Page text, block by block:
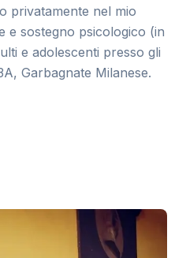
privatamente nel mio
e sostegno psicologico (in
e adolescenti presso gli
Garbagnate Milanese.